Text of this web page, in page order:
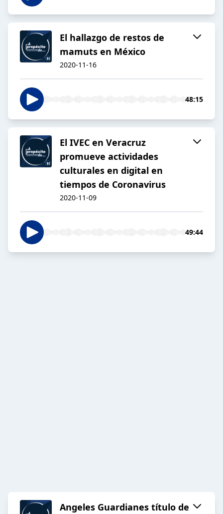
El hallazgo de restos de
mamuts en México
2020-11-16
48:15
El IVEC en Veracruz
promueve actividades
culturales en digital en
tiempos de Coronavirus
2020-11-09
49:44
Angeles Guardianes título de